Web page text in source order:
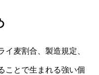
麦割合、製造規定、
ことで生まれる強い個